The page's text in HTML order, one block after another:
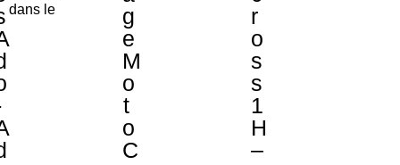
dans le
g
e
M
o
t
o
C
r
o
s
s
1
H
–